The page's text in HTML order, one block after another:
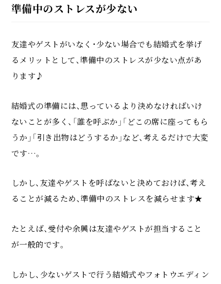
準備中のストレスが少ない
友達やゲストがいなく・少ない場合でも結婚式を挙げ
るメリットとして、準備中のストレスが少ない点があ
ります♪
結婚式の準備には、思っているより決めなければいけ
ないことが多く、「誰を呼ぶか」「どこの席に座ってもら
うか」「引き出物はどうするか」など、考えるだけで大変
です…。
しかし、友達やゲストを呼ばないと決めておけば、考え
ることが減るため、準備中のストレスを減らせます★
たとえば、受付や余興は友達やゲストが担当すること
が一般的です。
しかし、少ないゲストで行う結婚式やフォトウエディン